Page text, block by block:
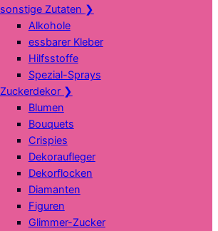
sonstige Zutaten ❯
Alkohole
essbarer Kleber
Hilfsstoffe
Spezial-Sprays
Zuckerdekor ❯
Blumen
Bouquets
Crispies
Dekoraufleger
Dekorflocken
Diamanten
Figuren
Glimmer-Zucker